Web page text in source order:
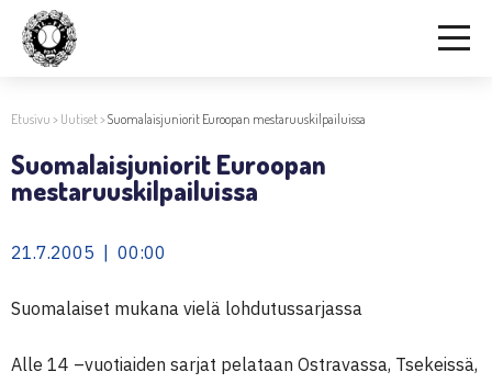
Etusivu > Uutiset>Suomalaisjuniorit Euroopan mestaruuskilpailuissa
Suomalaisjuniorit Euroopan
mestaruuskilpailuissa
21.7.2005 | 00:00
Suomalaiset mukana vielä lohdutussarjassa
Alle 14 –vuotiaiden sarjat pelataan Ostravassa, Tsekeissä,